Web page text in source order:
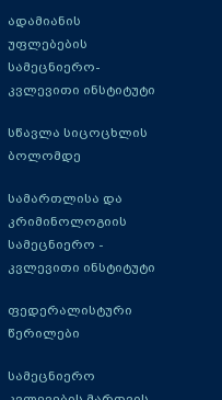
ადამიანის
უფლებების
სამეცნიერო-
კვლევითი ინსტიტუტი
სწავლა სიცოცხლის
ბოლომდე
სამართლისა და
კრიმინოლოგიის
სამეცნიერო -
კვლევითი ინსტიტუტი
ფედერალისტური
წერილები
სამეცნიერო